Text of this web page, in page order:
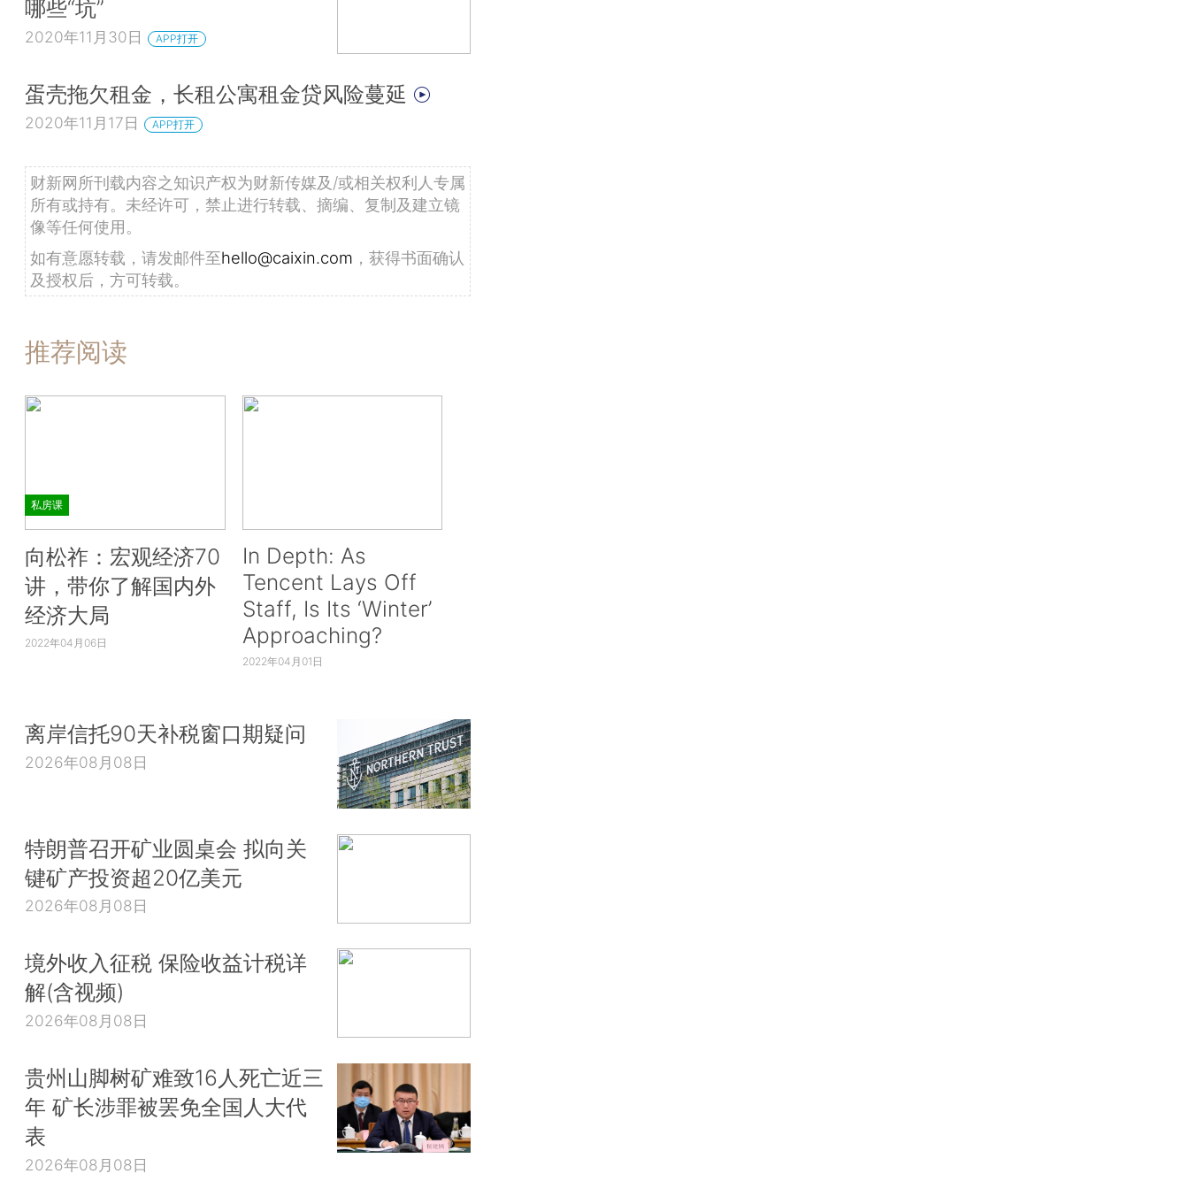
哪些“坑”
2020年11月30日 APP打开
蛋壳拖欠租金，长租公寓租金贷风险蔓延
2020年11月17日 APP打开
财新网所刊载内容之知识产权为财新传媒及/或相关权利人专属
所有或持有。未经许可，禁止进行转载、摘编、复制及建立镜
像等任何使用。
如有意愿转载，请发邮件至hello@caixin.com ，获得书面确认
及授权后，方可转载。
推荐阅读
私房课
向松祚：宏观经济70
讲，带你了解国内外
经济大局
2022年04月06日
In Depth: As
Tencent Lays Off
Staff, Is Its ‘Winter’
Approaching?
2022年04月01日
离岸信托90天补税窗口期疑问
2026年08月08日
特朗普召开矿业圆桌会 拟向关
键矿产投资超20亿美元
2026年08月08日
境外收入征税 保险收益计税详
解(含视频)
2026年08月08日
贵州山脚树矿难致16人死亡近三
年 矿长涉罪被罢免全国人大代
表
2026年08月08日